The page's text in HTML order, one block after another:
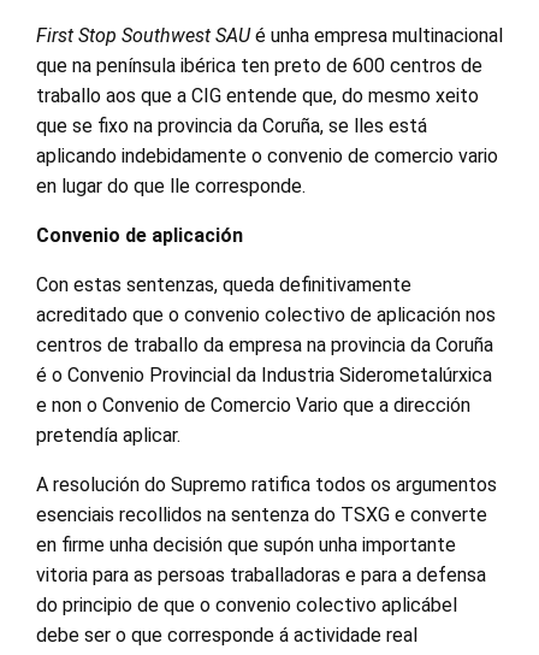
First Stop Southwest SAUé unha empresa multinacional
que na península ibérica ten preto de 600 centros de
traballo aos que a CIG entende que, do mesmo xeito
que se fixo na provincia da Coruña, se lles está
aplicando indebidamente o convenio de comercio vario
en lugar do que lle corresponde.
Convenio de aplicación
Con estas sentenzas, queda definitivamente
acreditado que o convenio colectivo de aplicación nos
centros de traballo da empresa na provincia da Coruña
é o Convenio Provincial da Industria Siderometalúrxica
e non o Convenio de Comercio Vario que a dirección
pretendía aplicar.
A resolución do Supremo ratifica todos os argumentos
esenciais recollidos na sentenza do TSXG e converte
en firme unha decisión que supón unha importante
vitoria para as persoas traballadoras e para a defensa
do principio de que o convenio colectivo aplicábel
debe ser o que corresponde á actividade real